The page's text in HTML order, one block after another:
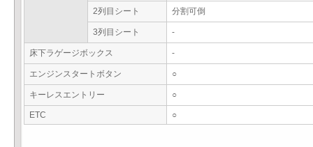
2列目シート 分割可倒
3列目シート -
床下ラゲージボックス -
エンジンスタートボタン ○
キーレスエントリー ○
ETC ○